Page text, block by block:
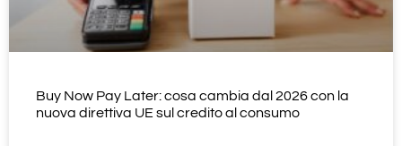
Buy Now Pay Later: cosa cambia dal 2026 con la
nuova direttiva UE sul credito al consumo